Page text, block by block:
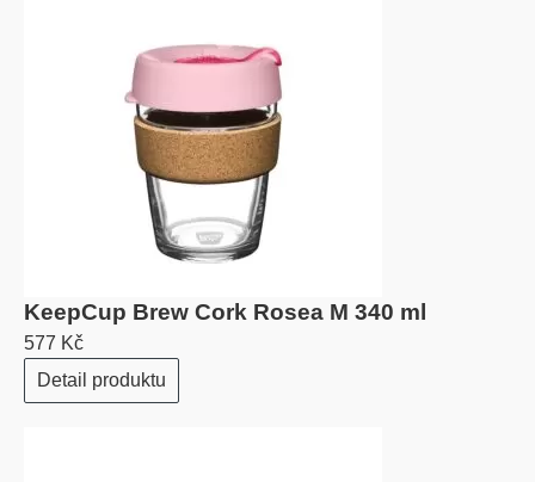
KeepCup Brew Cork Rosea M 340 ml
577 Kč
Detail produktu